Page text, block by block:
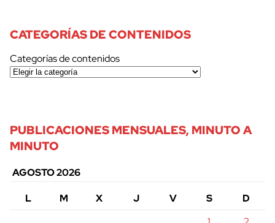
CATEGORÍAS DE CONTENIDOS
Categorías de contenidos
PUBLICACIONES MENSUALES, MINUTO A
MINUTO
AGOSTO 2026
L
M X J V S
D